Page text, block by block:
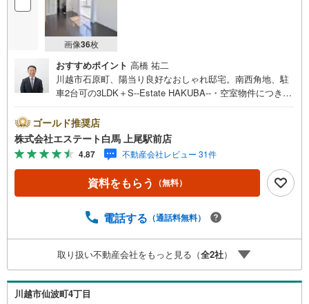
画像36枚
おすすめポイント 高橋 祐二
川越市石原町、陽当り良好なおしゃれ邸宅。南西角地、駐
車2台可の3LDK＋S--Estate HAKUBA--・空室物件につき、
好。開放的な毎日を実感。・南側4M道路に面した整形地。
車の出し入れも楽々。・お車は並列で2台駐車可能。来客時
も安心の広さ。・開放感ある吹抜け。リビングが明るく広
く感じます。・収納力のあるWICを完備。室内をスッキリ
保てます。Public Relations ----◇弊社は中古設備にも修理
サービスを無料で付保します。◇リフォームもグループ会
能な体制でお待ちしてます。◇提携FPへの無料個別相談サ
カースペースは並列2台可能で、吹抜けやWICなどこだわり
が詰まった住まい。
ゴールド推奨店
株式会社エステート白馬 上尾駅前店
4.87 不動産会社レビュー 31件
資料をもらう （無料）
電話する （通話料無料）
取り扱い不動産会社をもっと見る（全2社）
川越市仙波町4丁目